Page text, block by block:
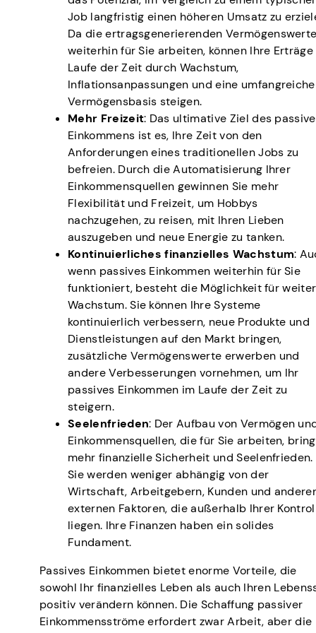
Job langfristig einen höheren Umsatz zu
Da die ertragsgenerierenden
weiterhin für Sie arbeiten, können Ihre
Laufe der Zeit durch Wachstum,
Inflationsanpassungen und eine
Vermögensbasis steigen.
Mehr Freizeit: Das ultimative Ziel des
Einkommens ist es, Ihre Zeit von den
Anforderungen eines traditionellen Jobs zu
befreien. Durch die Automatisierung Ihrer
Einkommensquellen gewinnen Sie mehr
Flexibilität und Freizeit, um Hobbys
nachzugehen, zu reisen, mit Ihren Lieben
auszugeben und neue Energie zu tanken.
Kontinuierliches finanzielles Wachstum:
wenn passives Einkommen weiterhin für Sie
funktioniert, besteht die Möglichkeit für
Wachstum. Sie können Ihre Systeme
kontinuierlich verbessern, neue Produkte und
Dienstleistungen auf den Markt bringen,
zusätzliche Vermögenswerte erwerben und
andere Verbesserungen vornehmen, um Ihr
passives Einkommen im Laufe der Zeit zu
steigern.
Seelenfrieden: Der Aufbau von Vermögen
Einkommensquellen, die für Sie arbeiten,
mehr finanzielle Sicherheit und Seelenfrieden.
Sie werden weniger abhängig von der
Wirtschaft, Arbeitgebern, Kunden und
externen Faktoren, die außerhalb Ihrer
liegen. Ihre Finanzen haben ein solides
Fundament.
Passives Einkommen bietet enorme Vorteile, die
sowohl Ihr finanzielles Leben als auch Ihren
positiv verändern können. Die Schaffung passiver
Einkommensströme erfordert zwar Arbeit, aber die